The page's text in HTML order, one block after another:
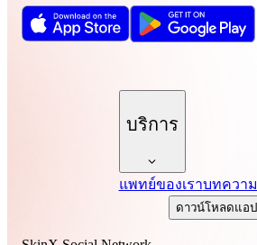
บริการ
แพทย์ของเราบทความ
ดาวน์โหลดแอป